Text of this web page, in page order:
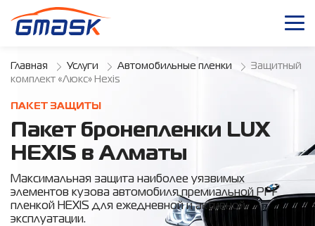
Главная Услуги Автомобильные пленки
Защитный
комплект «Люкс» Hexis
ПАКЕТ ЗАЩИТЫ
Пакет бронепленки LUX
HEXIS в Алматы
Максимальная защита наиболее уязвимых
элементов кузова автомобиля премиальной PPF
пленкой HEXIS для ежедневной и активной
эксплуатации.